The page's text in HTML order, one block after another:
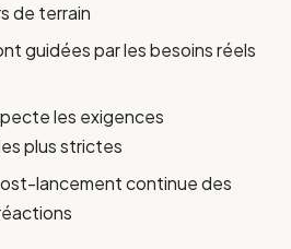
de terrain
guidées par les besoins réels
les exigences
plus strictes
lancement continue des